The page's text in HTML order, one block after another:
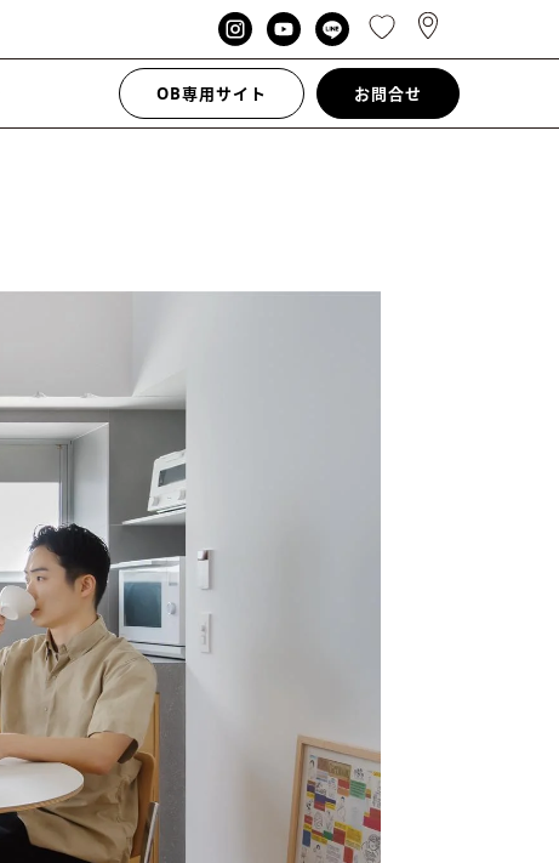
OB専用サイト お問合せ